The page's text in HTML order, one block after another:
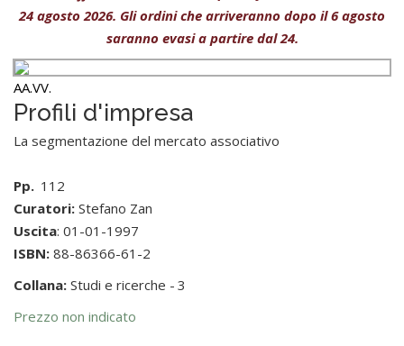
24 agosto 2026. Gli ordini che arriveranno dopo il 6 agosto
saranno evasi a partire dal 24.
AA.VV.
Profili d'impresa
La segmentazione del mercato associativo
Pp. 112
Curatori: Stefano Zan
Uscita: 01-01-1997
ISBN: 88-86366-61-2
Collana: Studi e ricerche - 3
Prezzo non indicato